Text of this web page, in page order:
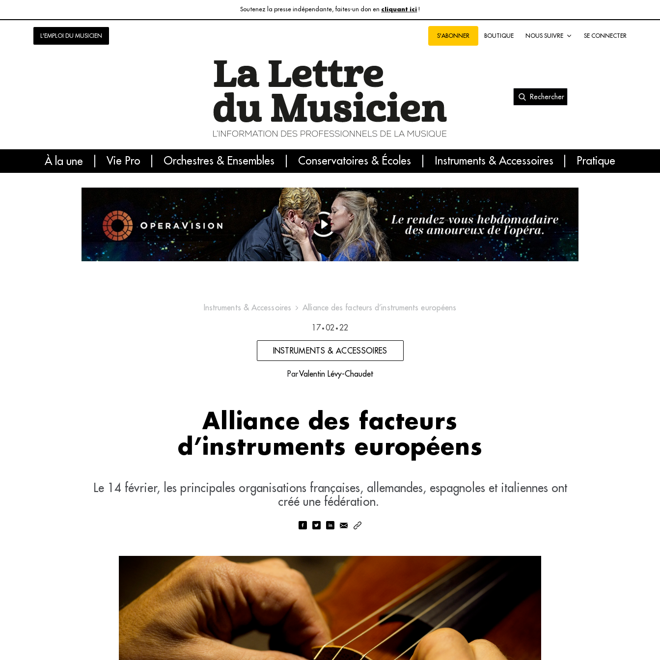
Soutenez la presse indépendante, faites-un don en cliquant ici !
L'EMPLOI DU MUSICIEN S'ABONNER BOUTIQUE NOUS SUIVRE SE CONNECTER
Rechercher
À la une Vie Pro Orchestres & Ensembles Conservatoires & Écoles Instruments & Accessoires Pratique
L'info du jour Le numéro du mois International
Instruments & Accessoires Alliance des facteurs d’instruments européens
17 • 02 • 22
INSTRUMENTS & ACCESSOIRES
ParValentin Lévy-Chaudet
Alliance des facteurs
d’instruments européens
Le 14 février, les principales organisations françaises, allemandes, espagnoles et italiennes ont
créé une fédération.